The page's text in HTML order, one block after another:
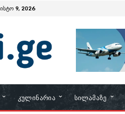
9, 2026
Კულინარია Სილამაზე